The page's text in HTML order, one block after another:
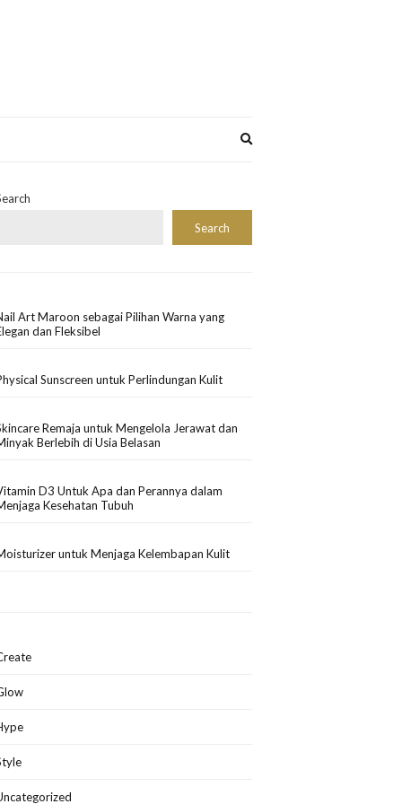
Search
Art Maroon sebagai Pilihan Warna yang
dan Fleksibel
Sunscreen untuk Perlindungan Kulit
Remaja untuk Mengelola Jerawat dan
Berlebih di Usia Belasan
D3 Untuk Apa dan Perannya dalam
Kesehatan Tubuh
untuk Menjaga Kelembapan Kulit